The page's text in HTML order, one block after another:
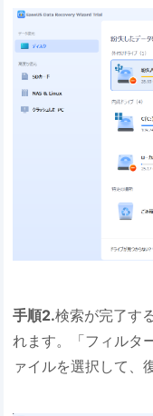
手順2.検索が完了す
れます。「フィルタ
ァイルを選択して、